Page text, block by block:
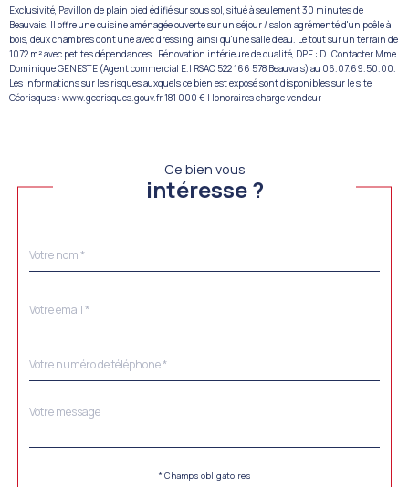
Exclusivité, Pavillon de plain pied édifié sur sous sol, situé à seulement 30 minutes de
Beauvais. Il offre une cuisine aménagée ouverte sur un séjour / salon agrémenté d'un poêle à
bois, deux chambres dont une avec dressing, ainsi qu'une salle d'eau. Le tout sur un terrain de
1072 m² avec petites dépendances . Rénovation intérieure de qualité, DPE : D..Contacter Mme
Dominique GENESTE (Agent commercial E.I RSAC 522 166 578 Beauvais) au 06.07.69.50.00.
Les informations sur les risques auxquels ce bien est exposé sont disponibles sur le site
Géorisques : www.georisques.gouv.fr 181 000 € Honoraires charge vendeur
Ce bien vous
intéresse ?
par
*
*
*
Fieldset
Message
*
* Champs obligatoires